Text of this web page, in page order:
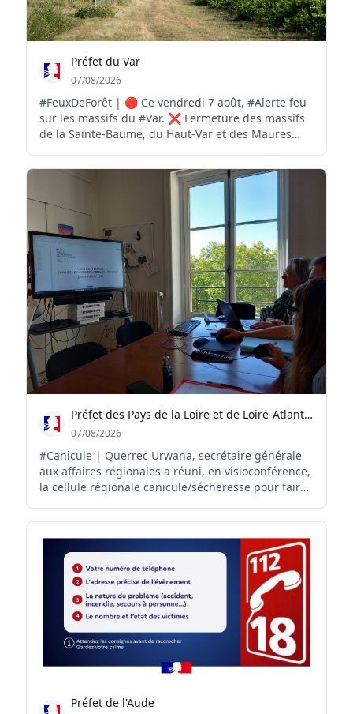
Préfet du Var
07/08/2026
#FeuxDeForêt | 🔴 Ce vendredi 7 août, #Alerte feu
sur les massifs du #Var. ❌ Fermeture des massifs
de la Sainte-Baume, du Haut-Var et des Maures
des massifs des Monts Toulonnais, de la Corniche
des Maures, du Centre-Var et des îles d'Hyères
Préfet des Pays de la Loire et de Loire-Atlantique
07/08/2026
#Canicule | Querrec Urwana, secrétaire générale
aux affaires régionales a réuni, en visioconférence,
la cellule régionale canicule/sécheresse pour faire
conséquences des fortes chaleurs et de la
sécheresse sur le territoire. Autour de cette
réunion : rep...
Préfet de l'Aude